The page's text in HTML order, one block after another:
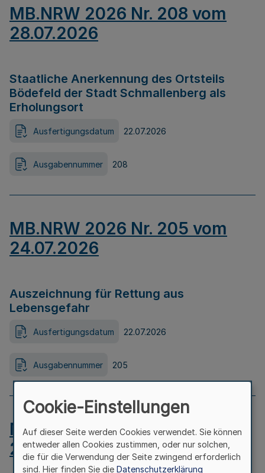
MB.NRW 2026 Nr. 208 vom
28.07.2026
Staatliche Anerkennung des Ortsteils
Bödefeld der Stadt Schmallenberg als
Erholungsort
Ausfertigungsdatum 22.07.2026
Ausgabennummer 208
MB.NRW 2026 Nr. 205 vom
24.07.2026
Auszeichnung für Rettung aus
Lebensgefahr
Ausfertigungsdatum 22.07.2026
Ausgabennummer 205
MB.NRW 2026 Nr. 204 vom
24.07.2026
Cookie-Einstellungen
Auf dieser Seite werden Cookies verwendet. Sie können
entweder allen Cookies zustimmen, oder nur solchen,
die für die Verwendung der Seite zwingend erforderlich
sind. Hier finden Sie die Datenschutzerklärung